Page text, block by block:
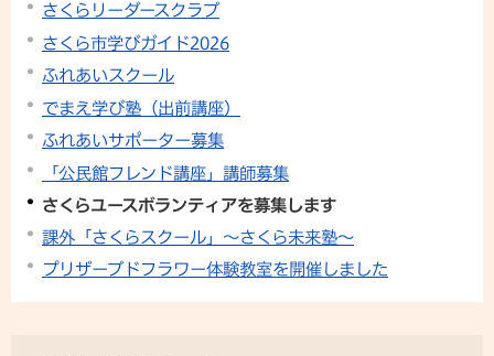
さくらリーダースクラブ
さくら市学びガイド2026
ふれあいスクール
でまえ学び塾（出前講座）
ふれあいサポーター募集
「公民館フレンド講座」講師募集
さくらユースボランティアを募集します
課外「さくらスクール」〜さくら未来塾〜
プリザーブドフラワー体験教室を開催しました